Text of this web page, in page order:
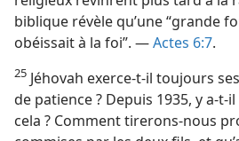
biblique révèle qu’une “grande
obéissait à la foi”. —Actes 6:7.
25 Jéhovah exerce-​t-​il toujours
de patience ? Depuis 1935, y a-​
cela ? Comment tirerons-​nous